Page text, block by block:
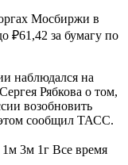
Мосбиржи в
₽61,42 за бумагу по
наблюдался на
Рябкова о том,
возобновить
сообщил ТАСС.
3м 1г Все время